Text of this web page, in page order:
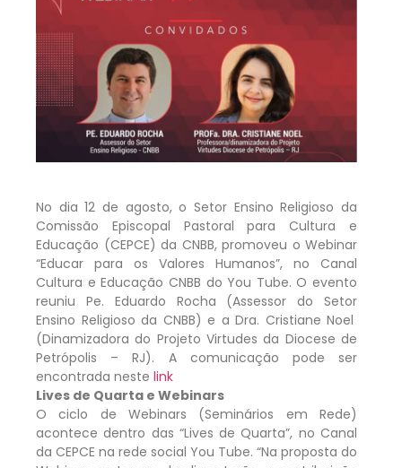
No dia 12 de agosto, o Setor Ensino Religioso da
Comissão Episcopal Pastoral para Cultura e
Educação (CEPCE) da CNBB, promoveu o Webinar
“Educar para os Valores Humanos”, no Canal
Cultura e Educação CNBB do You Tube. O evento
reuniu Pe. Eduardo Rocha (Assessor do Setor
Ensino Religioso da CNBB) e a Dra. Cristiane Noel
(Dinamizadora do Projeto Virtudes da Diocese de
Petrópolis – RJ). A comunicação pode ser
encontrada neste link
Lives de Quarta e Webinars
O ciclo de Webinars (Seminários em Rede)
acontece dentro das “Lives de Quarta”, no Canal
da CEPCE na rede social You Tube. “Na proposta do